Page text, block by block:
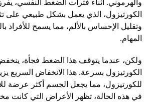
والهرموني. أثناء فترات الضغط النفسي،
الكورتيزول، الذي يعمل بشكل طبيعي على
وتقليل الإحساس بالألم، مما يسمح للأفراد
المهام.
ولكن، عندما يتوقف هذا الضغط فجأة،
الكورتيزول بسرعة. هذا الانخفاض السريع
للكورتيزول، مما يجعل الجسم أكثر عرضة
في هذه الحالة، تظهر الأعراض التي كانت